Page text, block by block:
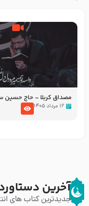
مصداق کربلا – حاج
۱۲ مرداد ۱۴۰۵
آخرین
جدیدترین کتاب های